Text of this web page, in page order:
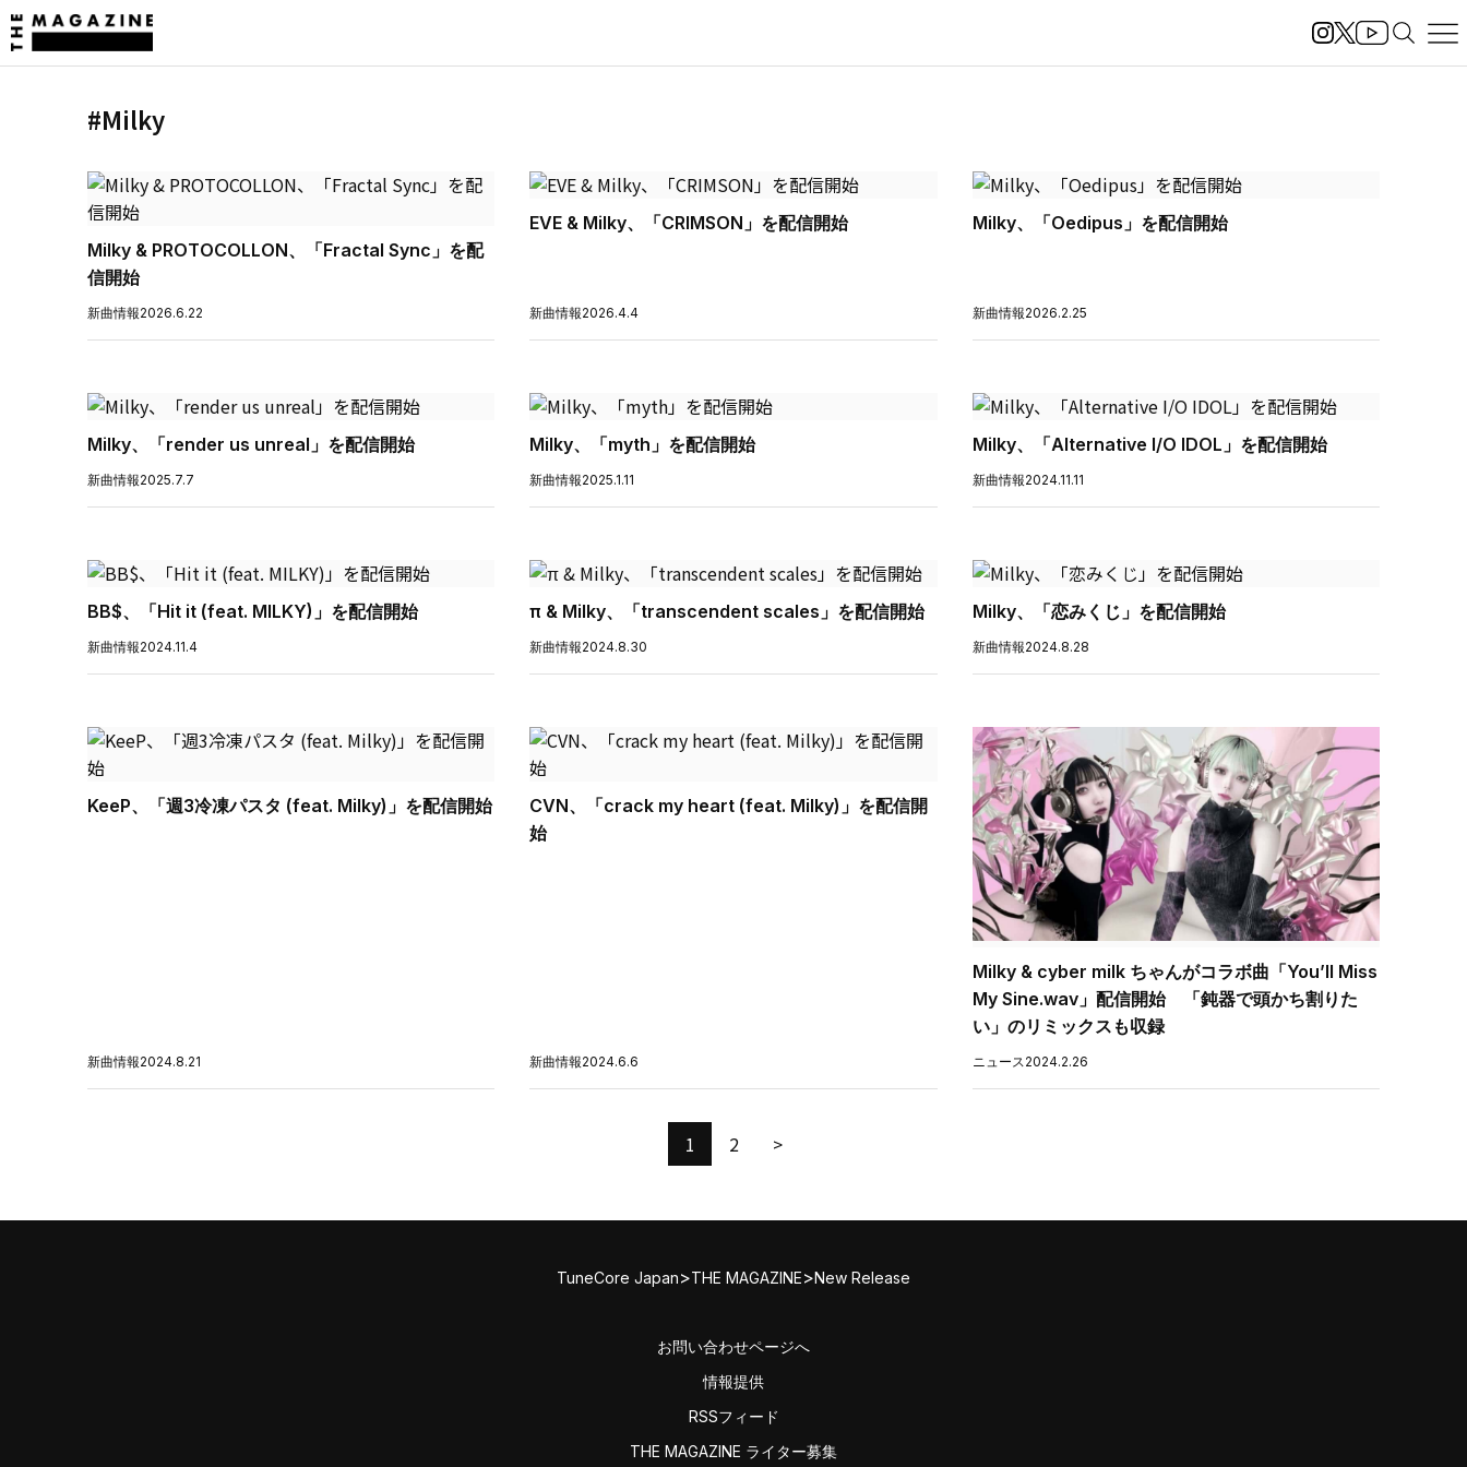
#Milky
Milky & PROTOCOLLON、「Fractal Sync」を配
信開始
新曲情報2026.6.22
EVE & Milky、「CRIMSON」を配信開始
新曲情報2026.4.4
Milky、「Oedipus」を配信開始
新曲情報2026.2.25
Milky、「render us unreal」を配信開始
新曲情報2025.7.7
Milky、「myth」を配信開始
新曲情報2025.1.11
Milky、「Alternative I/O IDOL」を配信開始
新曲情報2024.11.11
BB$、「Hit it (feat. MILKY)」を配信開始
新曲情報2024.11.4
π & Milky、「transcendent scales」を配信開始
新曲情報2024.8.30
Milky、「恋みくじ」を配信開始
新曲情報2024.8.28
KeeP、「週3冷凍パスタ (feat. Milky)」を配信開始
新曲情報2024.8.21
CVN、「crack my heart (feat. Milky)」を配信開
始
新曲情報2024.6.6
Milky & cyber milk ちゃんがコラボ曲「You’ll Miss
My Sine.wav」配信開始 「鈍器で頭かち割りた
い」のリミックスも収録
ニュース2024.2.26
1 2 >
TuneCore Japan>THE MAGAZINE>New Release
お問い合わせページへ
情報提供
RSSフィード
THE MAGAZINE ライター募集